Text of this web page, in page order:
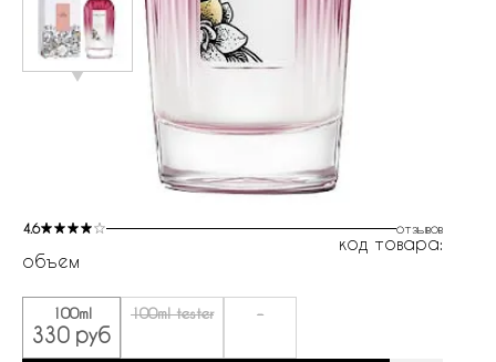
4.6 отзывов
код товара:
объем
100ml
330 руб
100ml tester -